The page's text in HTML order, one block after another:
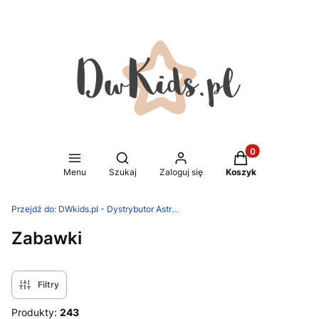
Menu
Otwórz wyszukiwarkę
Szukaj Zaloguj się
Produkty w
Koszyk
Przejdź do: DWkids.pl - Dystrybutor Astrup Group, MamaMemo, Binabo, Tualoop
Zabawki
Filtry
Produkty: 243